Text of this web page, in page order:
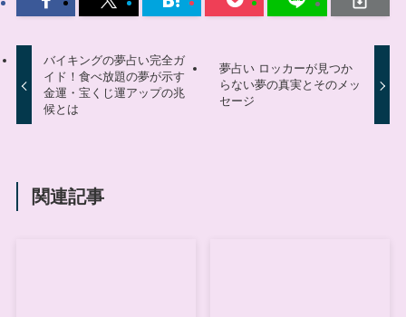
バイキングの夢占い完全ガ
イド！食べ放題の夢が示す
金運・宝くじ運アップの兆
候とは
夢占い ロッカーが見つか
らない夢の真実とそのメッ
セージ
関連記事